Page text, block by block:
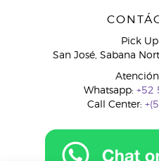
Pick
San José, Sabana
Whatsapp: +52
Call Center: